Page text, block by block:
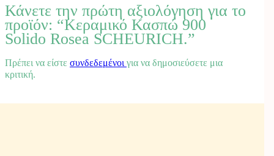
Κάνετε την πρώτη αξιολόγηση για το
προϊόν: “Κεραμικό Κασπώ 900
Solido Rosea SCHEURICH.”
Πρέπει να είστε συνδεδεμένοι για να δημοσιεύσετε μια
κριτική.